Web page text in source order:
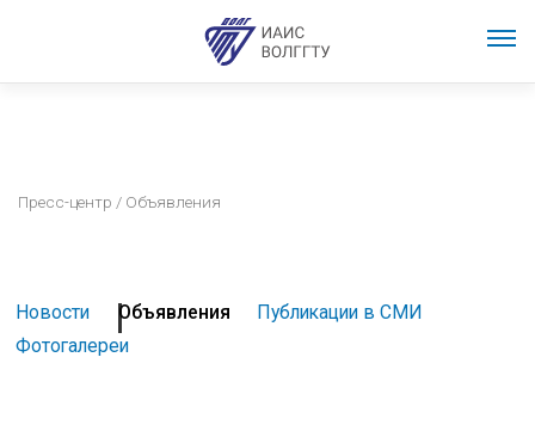
Пресс-центр / Объявления
Новости Объявления
Публикации в СМИ
Фотогалереи